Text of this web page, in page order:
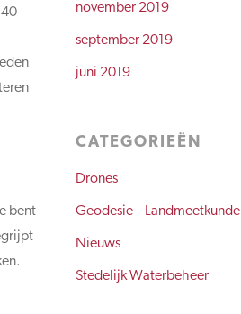
40
bent
november 2019
september 2019
juni 2019
CATEGORIEËN
Drones
Geodesie – Landmeetkunde
Nieuws
Stedelijk Waterbeheer